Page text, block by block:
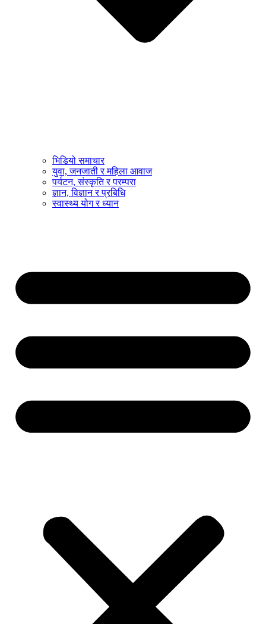
भिडियो समाचार
युवा, जनजाती र महिला आवाज
पर्यटन, संस्कृति र परम्परा
ज्ञान, विज्ञान र प्रबिधि
स्वास्थ्य योग र ध्यान